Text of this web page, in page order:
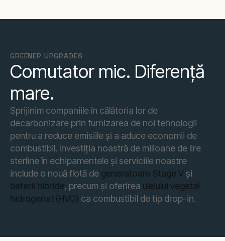
GREENER UPGRADES
Comutator mic. Diferență
mare.
Sprijinim companiile în călătoria lor de
decarbonizare prin furnizarea de noi tehnologii
pentru a reduce emisiile și a aduce economii de
combustibil. Investiția noastră de milioane de lire
sterline în echipamentele și serviciile noastre
include o nouă flotă de generatoare Stage V și
baterii hibride, precum și oferirea uleiului vegetal
hidrogenat (HVO) ca combustibil de tip drop-in.